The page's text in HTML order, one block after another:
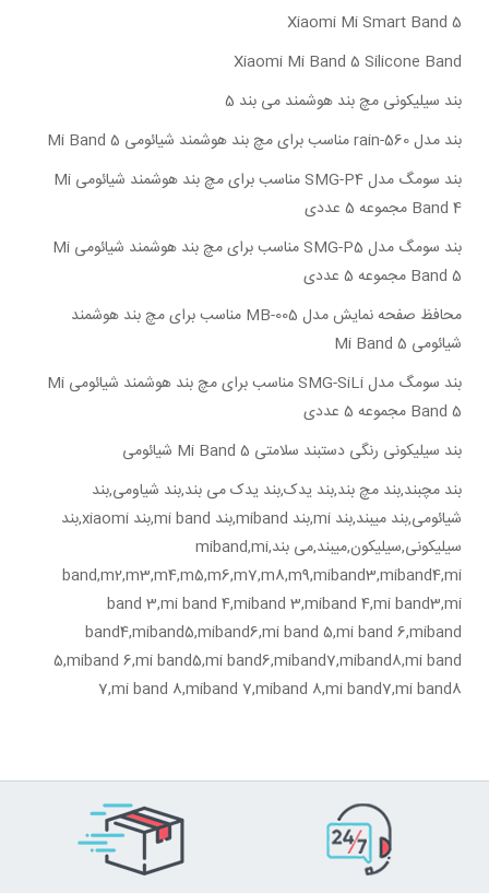
Xiaomi Mi Smart Band 5
Xiaomi Mi Band 5 Silicone Band
بند سیلیکونی مچ بند هوشمند می بند 5
بند مدل rain-560 مناسب برای مچ بند هوشمند شیائومی Mi Band 5
بند سومگ مدل SMG-P4 مناسب برای مچ بند هوشمند شیائومی Mi
Band 4 مجموعه 5 عددی
بند سومگ مدل SMG-P5 مناسب برای مچ بند هوشمند شیائومی Mi
Band 5 مجموعه 5 عددی
محافظ صفحه نمایش مدل MB-005 مناسب برای مچ بند هوشمند
شیائومی Mi Band 5
بند سومگ مدل SMG-SiLi مناسب برای مچ بند هوشمند شیائومی Mi
Band 5 مجموعه 5 عددی
بند سیلیکونی رنگی دستبند سلامتی Mi Band 5 شیائومی
بند مچبند,بند مچ بند,بند یدک,بند یدک می بند,بند شیاومی,بند
شیائومی,بند میبند,بند mi,بند miband,بند mi band,بند xiaomi,بند
سیلیکونی,سیلیکون,میبند,می بند,miband,mi
band,m2,m3,m4,m5,m6,m7,m8,m9,miband3,miband4,mi
band 3,mi band 4,miband 3,miband 4,mi band3,mi
band4,miband5,miband6,mi band 5,mi band 6,miband
5,miband 6,mi band5,mi band6,miband7,miband8,mi band
7,mi band 8,miband 7,miband 8,mi band7,mi band8